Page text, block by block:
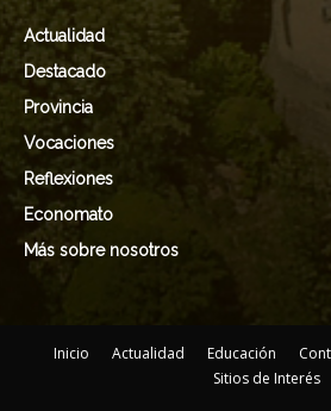
Actualidad
Destacado
Provincia
Vocaciones
Reflexiones
Economato
Más sobre nosotros
Inicio Actualidad Educación
Sitios de Interés